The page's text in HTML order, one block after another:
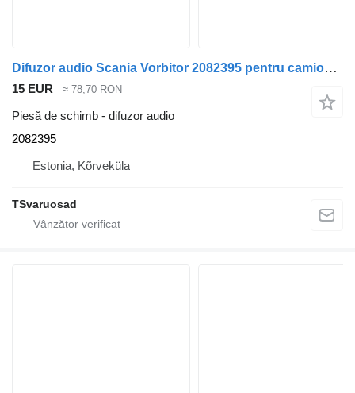
Difuzor audio Scania Vorbitor 2082395 pentru camion Scania R500
15 EUR ≈ 78,70 RON
Piesă de schimb - difuzor audio
2082395
Estonia, Kõrveküla
TSvaruosad